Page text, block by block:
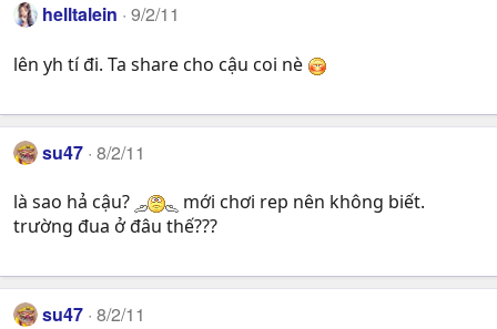
helltalein 9/2/11
lên yh tí đi. Ta share cho cậu coi nè
su47 8/2/11
là sao hả cậu?
mới chơi rep nên không biết.
trường đua ở đâu thế???
su47 8/2/11